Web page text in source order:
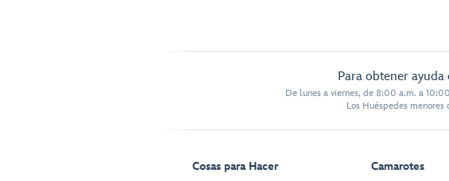
Para obtener
De lunes a viernes, de 8:00 a.m. a
Los Huéspedes
Cosas para Hacer Camarotes